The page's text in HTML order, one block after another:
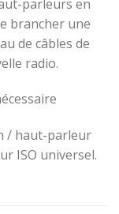
parleurs en
brancher une
de câbles de
radio.
/ haut-parleur
ISO universel.